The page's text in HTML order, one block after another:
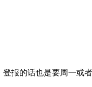
报的话也是要周一或者